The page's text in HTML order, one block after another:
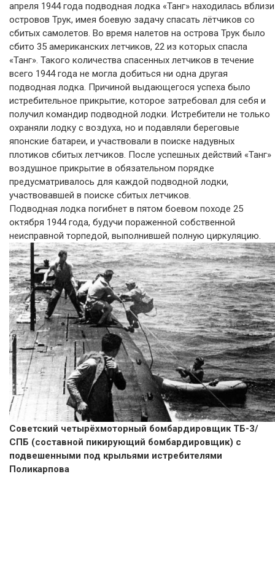
апреля 1944 года подводная лодка «Танг» находилась вблизи
островов Трук, имея боевую задачу спасать лётчиков со
сбитых самолетов. Во время налетов на острова Трук было
сбито 35 американских летчиков, 22 из которых спасла
«Танг». Такого количества спасенных летчиков в течение
всего 1944 года не могла добиться ни одна другая
подводная лодка. Причиной выдающегося успеха было
истребительное прикрытие, которое затребовал для себя и
получил командир подводной лодки. Истребители не только
охраняли лодку с воздуха, но и подавляли береговые
японские батареи, и участвовали в поиске надувных
плотиков сбитых летчиков. После успешных действий «Танг»
воздушное прикрытие в обязательном порядке
предусматривалось для каждой подводной лодки,
участвовавшей в поиске сбитых летчиков.
Подводная лодка погибнет в пятом боевом походе 25
октября 1944 года, будучи пораженной собственной
неисправной торпедой, выполнившей полную циркуляцию.
Советский четырёхмоторный бомбардировщик ТБ-3/
СПБ (составной пикирующий бомбардировщик) с
подвешенными под крыльями истребителями
Поликарпова